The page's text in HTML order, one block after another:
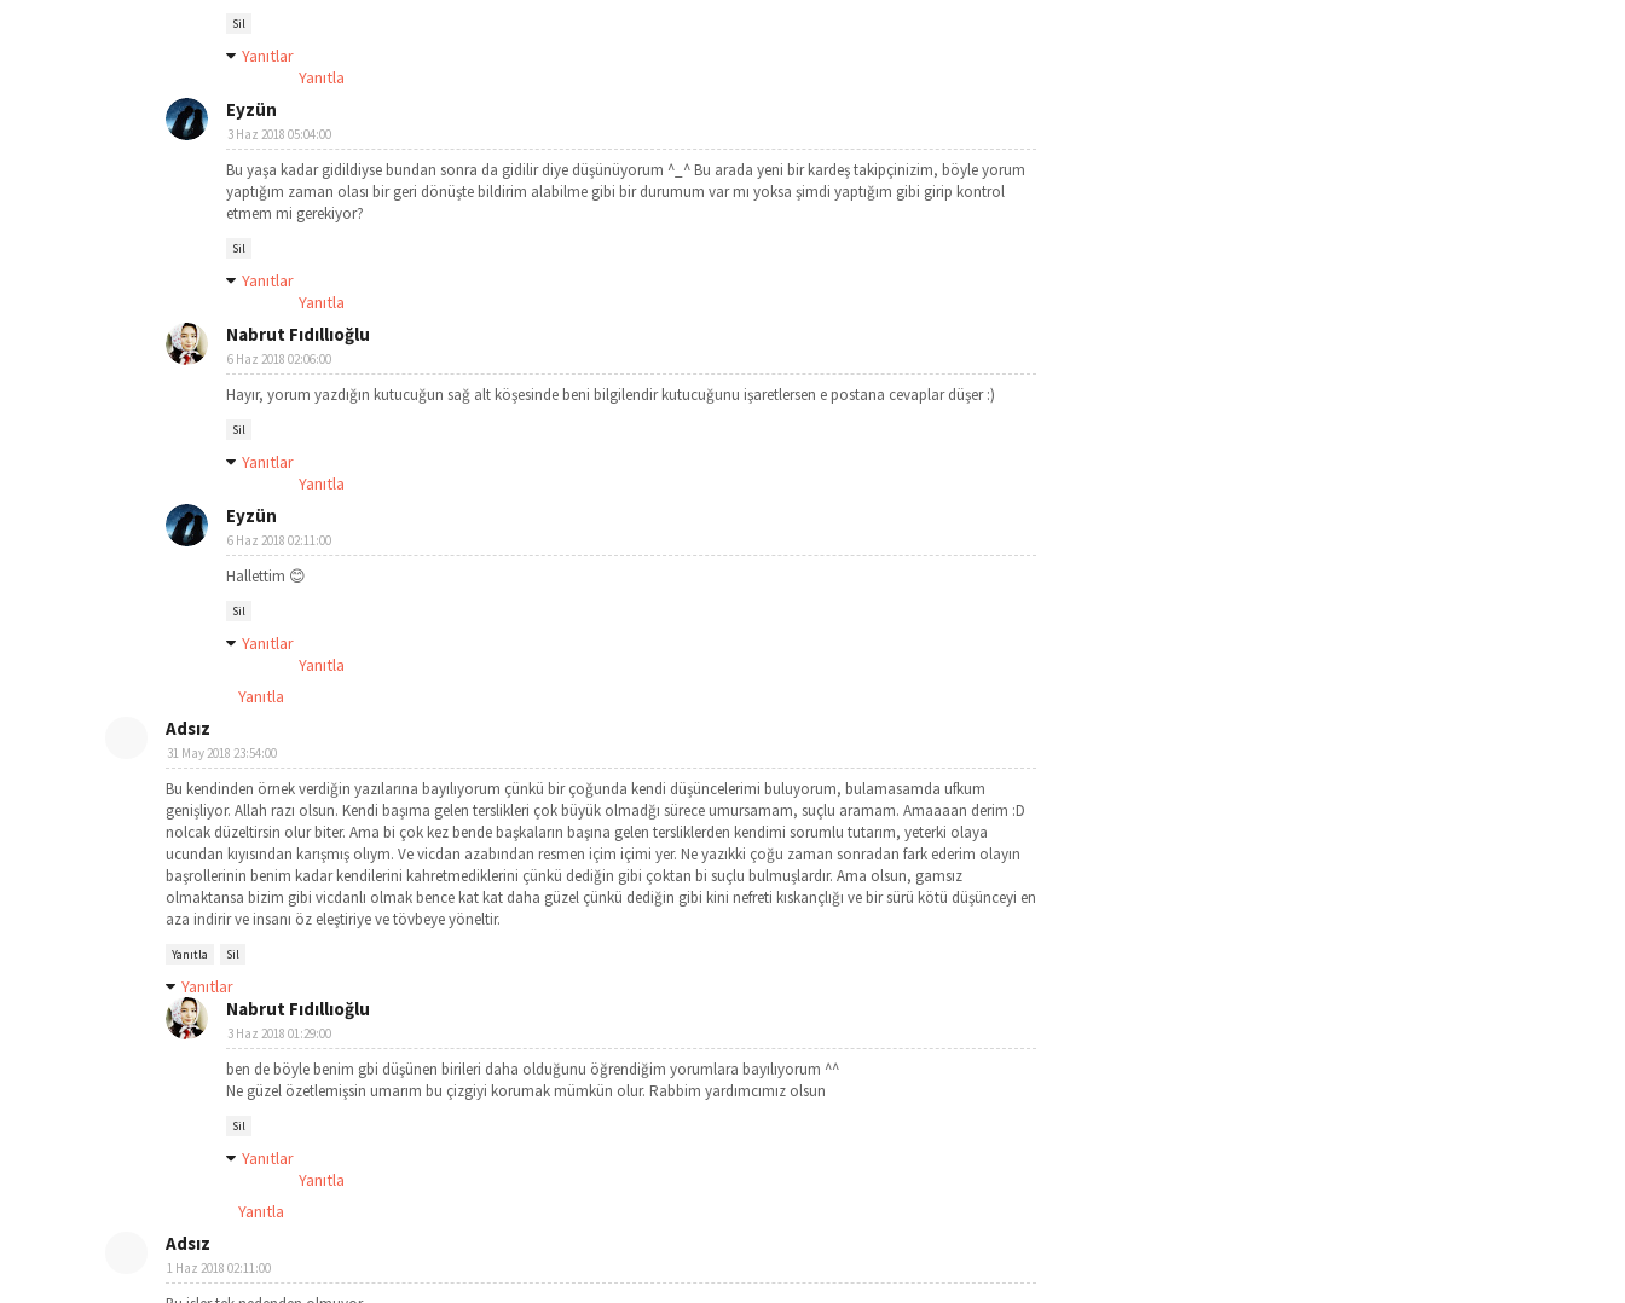
Sil
Yanıtlar
Yanıtla
Eyzün
3 Haz 2018 05:04:00
Bu yaşa kadar gidildiyse bundan sonra da gidilir diye düşünüyorum ^_^ Bu arada yeni bir kardeş takipçinizim, böyle yorum
yaptığım zaman olası bir geri dönüşte bildirim alabilme gibi bir durumum var mı yoksa şimdi yaptığım gibi girip kontrol
etmem mi gerekiyor?
Sil
Yanıtlar
Yanıtla
Nabrut Fıdıllıoğlu
6 Haz 2018 02:06:00
Hayır, yorum yazdığın kutucuğun sağ alt köşesinde beni bilgilendir kutucuğunu işaretlersen e postana cevaplar düşer :)
Sil
Yanıtlar
Yanıtla
Eyzün
6 Haz 2018 02:11:00
Hallettim 😊
Sil
Yanıtlar
Yanıtla
Yanıtla
Adsız
31 May 2018 23:54:00
Bu kendinden örnek verdiğin yazılarına bayılıyorum çünkü bir çoğunda kendi düşüncelerimi buluyorum, bulamasamda ufkum
genişliyor. Allah razı olsun. Kendi başıma gelen terslikleri çok büyük olmadğı sürece umursamam, suçlu aramam. Amaaaan derim :D
nolcak düzeltirsin olur biter. Ama bi çok kez bende başkaların başına gelen tersliklerden kendimi sorumlu tutarım, yeterki olaya
ucundan kıyısından karışmış olıym. Ve vicdan azabından resmen içim içimi yer. Ne yazıkki çoğu zaman sonradan fark ederim olayın
başrollerinin benim kadar kendilerini kahretmediklerini çünkü dediğin gibi çoktan bi suçlu bulmuşlardır. Ama olsun, gamsız
olmaktansa bizim gibi vicdanlı olmak bence kat kat daha güzel çünkü dediğin gibi kini nefreti kıskançlığı ve bir sürü kötü düşünceyi en
aza indirir ve insanı öz eleştiriye ve tövbeye yöneltir.
Yanıtla Sil
Yanıtlar
Nabrut Fıdıllıoğlu
3 Haz 2018 01:29:00
ben de böyle benim gbi düşünen birileri daha olduğunu öğrendiğim yorumlara bayılıyorum ^^
Ne güzel özetlemişsin umarım bu çizgiyi korumak mümkün olur. Rabbim yardımcımız olsun
Sil
Yanıtlar
Yanıtla
Yanıtla
Adsız
1 Haz 2018 02:11:00